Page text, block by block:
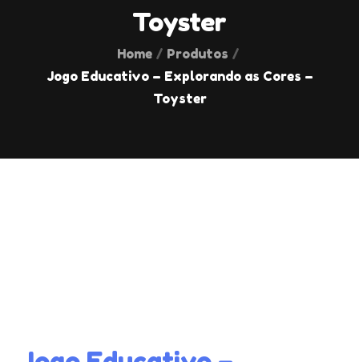
Toyster
Home
Produtos
Jogo Educativo – Explorando as Cores –
Toyster